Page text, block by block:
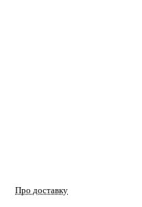
Про доставку